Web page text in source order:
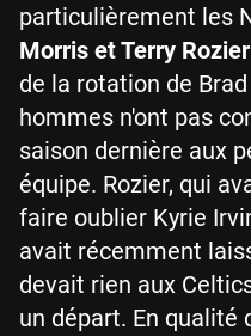
particulièrement les
Morris et Terry Rozier
de la rotation de
hommes n'ont pas
saison dernière aux
équipe. Rozier, qui
faire oublier Kyrie
avait récemment
devait rien aux
un départ. En qualité